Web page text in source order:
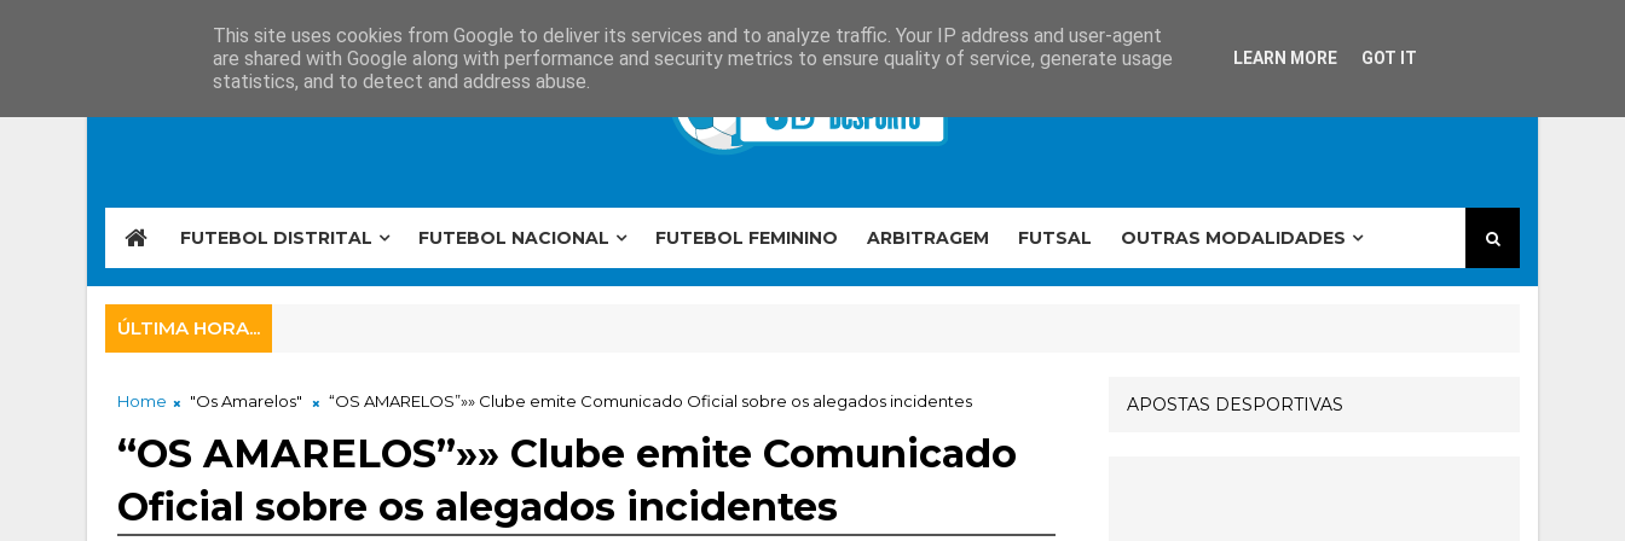
FUTEBOL DISTRITAL FUTEBOL NACIONAL FUTEBOL FEMININO ARBITRAGEM FUTSAL OUTRAS MODALIDADES
ÚLTIMA HORA...
Home "Os Amarelos" “OS AMARELOS”»» Clube emite Comunicado Oficial sobre os alegados incidentes
“OS AMARELOS”»» Clube emite Comunicado
Oficial sobre os alegados incidentes
APOSTAS DESPORTIVAS
This site uses cookies from Google to deliver its services and to analyze traffic. Your IP address and user-agent
are shared with Google along with performance and security metrics to ensure quality of service, generate usage
statistics, and to detect and address abuse.
LEARN MORE GOT IT